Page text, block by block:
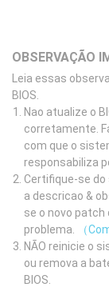
OBSERVAÇÃO
Leia essas
BIOS.
Nao atualize o
corretamente.
com que o
responsabiliza
Certifique-se do
a descricao &
se o novo patch
problema.
（
NÃO reinicie o
ou remova a
BIOS.